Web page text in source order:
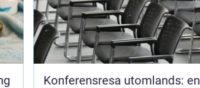
Konferensresa utomlands: en